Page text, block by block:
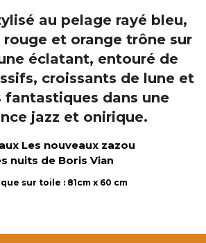
Les nouveaux zazou
nuits de Boris Vian
sur toile : 81cm x 60 cm